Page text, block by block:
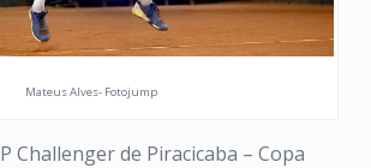
Mateus Alves- Fotojump
Challenger de Piracicaba – Copa